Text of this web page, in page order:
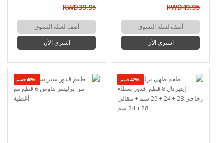
KWD49.95
أضف لسلة التسوق
اشتري الآن
KWD39.95
أضف لسلة التسوق
اشتري الآن
-42%حسم -40%حسم